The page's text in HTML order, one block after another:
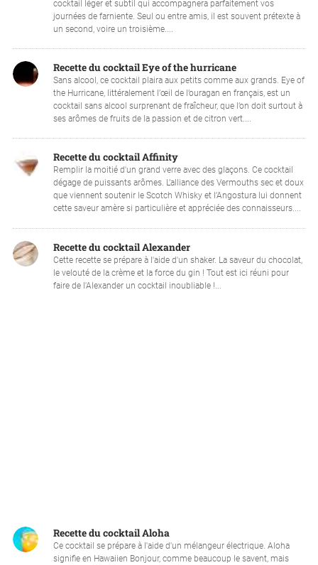
cocktail léger et subtil qui accompagnera parfaitement vos
journées de farniente. Seul ou entre amis, il est souvent prétexte à
un second, voire un troisième....
Recette du cocktail Eye of the hurricane
Sans alcool, ce cocktail plaira aux petits comme aux grands. Eye of
the Hurricane, littéralement l’œil de l’ouragan en français, est un
cocktail sans alcool surprenant de fraîcheur, que l’on doit surtout à
ses arômes de fruits de la passion et de citron vert....
Recette du cocktail Affinity
Remplir la moitié d'un grand verre avec des glaçons. Ce cocktail
dégage de puissants arômes. L’alliance des Vermouths sec et doux
que viennent soutenir le Scotch Whisky et l’Angostura lui donnent
cette saveur amère si particulière et appréciée des connaisseurs....
Recette du cocktail Alexander
Cette recette se prépare à l'aide d'un shaker. La saveur du chocolat,
le velouté de la crème et la force du gin ! Tout est ici réuni pour
faire de l'Alexander un cocktail inoubliable !...
Recette du cocktail Aloha
Ce cocktail se prépare à l'aide d'un mélangeur électrique. Aloha
signifie en Hawaiien Bonjour, comme beaucoup le savent, mais